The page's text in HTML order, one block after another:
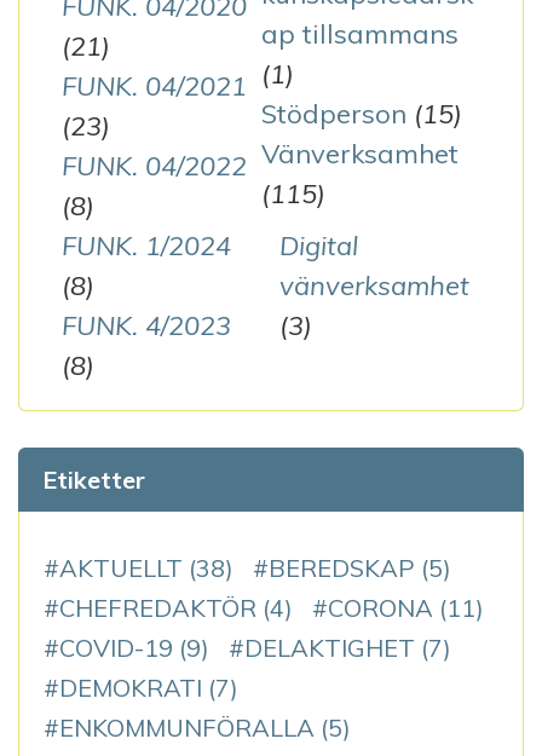
(21)
FUNK. 04/2021
(23)
FUNK. 04/2022
(8)
FUNK. 1/2024
(8)
FUNK. 4/2023
(8)
ap tillsammans
(1)
Stödperson (15)
Vänverksamhet
(115)
Digital
vänverksamhet
(3)
Etiketter
AKTUELLT (38) BEREDSKAP (5)
CHEFREDAKTÖR (4) CORONA (11)
COVID-19 (9) DELAKTIGHET (7)
DEMOKRATI (7)
ENKOMMUNFÖRALLA (5)